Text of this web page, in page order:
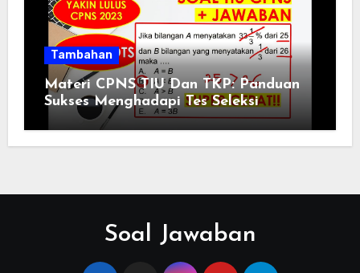
Tambahan
Materi CPNS TIU Dan TKP: Panduan
Sukses Menghadapi Tes Seleksi
Soal Jawaban